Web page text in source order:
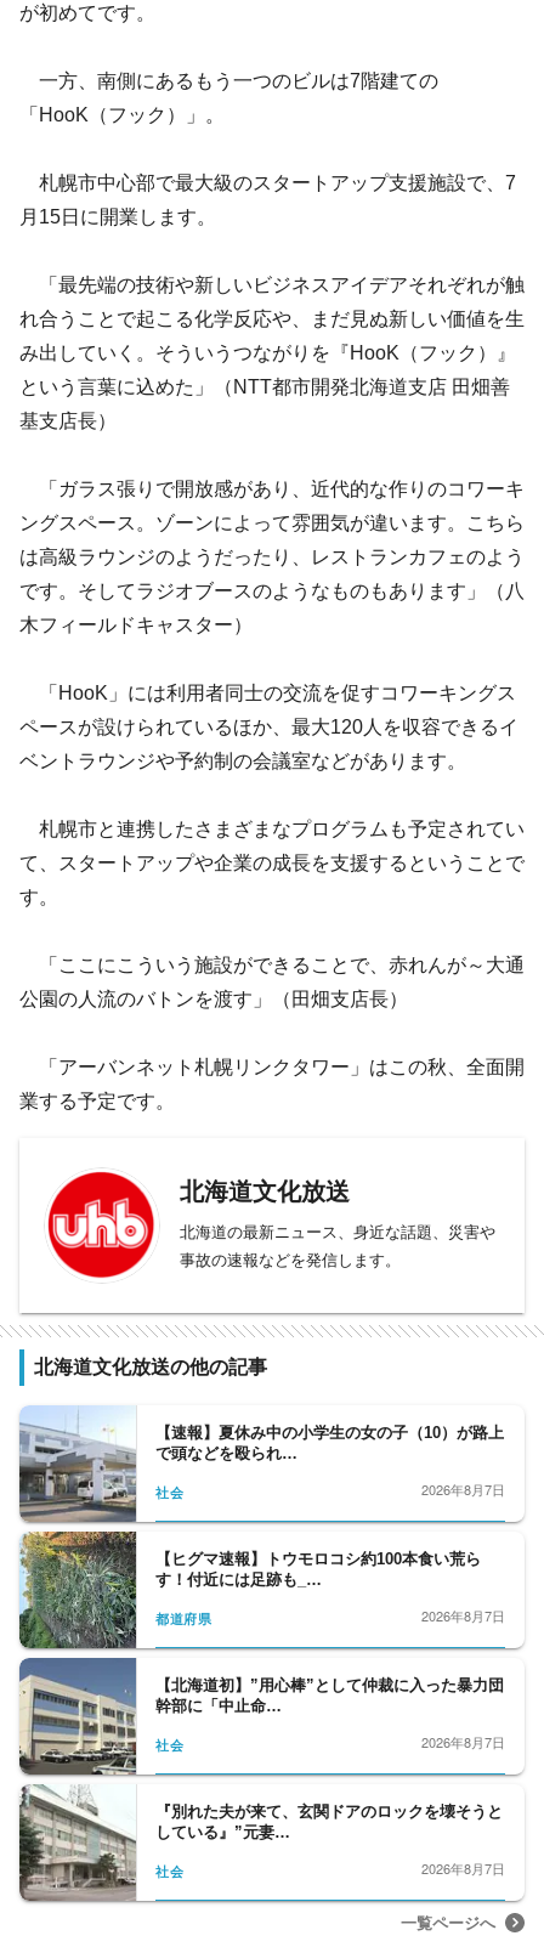
が初めてです。
一方、南側にあるもう一つのビルは7階建ての
「HooK（フック）」。
札幌市中心部で最大級のスタートアップ支援施設で、7
月15日に開業します。
「最先端の技術や新しいビジネスアイデアそれぞれが触
れ合うことで起こる化学反応や、まだ見ぬ新しい価値を生
み出していく。そういうつながりを『HooK（フック）』
という言葉に込めた」（NTT都市開発北海道支店 田畑善
基支店長）
「ガラス張りで開放感があり、近代的な作りのコワーキ
ングスペース。ゾーンによって雰囲気が違います。こちら
は高級ラウンジのようだったり、レストランカフェのよう
です。そしてラジオブースのようなものもあります」（八
木フィールドキャスター）
「HooK」には利用者同士の交流を促すコワーキングス
ペースが設けられているほか、最大120人を収容できるイ
ベントラウンジや予約制の会議室などがあります。
札幌市と連携したさまざまなプログラムも予定されてい
て、スタートアップや企業の成長を支援するということで
す。
「ここにこういう施設ができることで、赤れんが～大通
公園の人流のバトンを渡す」（田畑支店長）
「アーバンネット札幌リンクタワー」はこの秋、全面開
業する予定です。
北海道文化放送
北海道の最新ニュース、身近な話題、災害や
事故の速報などを発信します。
北海道文化放送の他の記事
【速報】夏休み中の小学生の女の子（10）が路上
で頭などを殴られ…
社会 2026年8月7日
【ヒグマ速報】トウモロコシ約100本食い荒ら
す！付近には足跡も_…
都道府県 2026年8月7日
【北海道初】”用心棒”として仲裁に入った暴力団
幹部に「中止命…
社会 2026年8月7日
『別れた夫が来て、玄関ドアのロックを壊そうと
している』”元妻…
社会 2026年8月7日
一覧ページへ